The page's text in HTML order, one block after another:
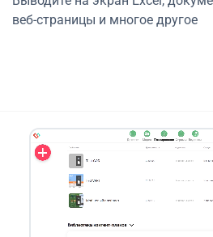
веб-страницы и многое другое